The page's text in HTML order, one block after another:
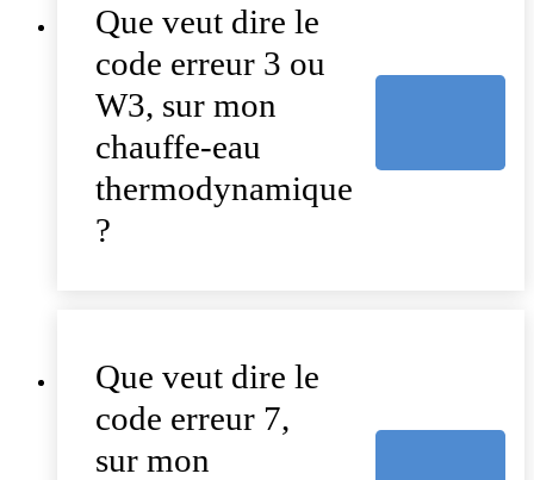
Que veut dire le
code erreur 3 ou
W3, sur mon
chauffe-eau
thermodynamique
?
Que veut dire le
code erreur 7,
sur mon